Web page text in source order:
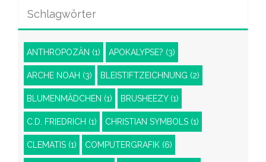
Schlagwörter
ANTHROPOZÄN (1) APOKALYPSE? (3)
ARCHE NOAH (3) BLEISTIFTZEICHNUNG (2)
BLUMENMÄDCHEN (1) BRUSHEEZY(1)
C.D. FRIEDRICH (1) CHRISTIAN SYMBOLS (1)
CLEMATIS (1) COMPUTERGRAFIK (6)